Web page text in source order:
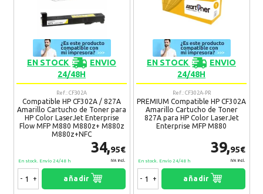
EN STOCK
ENVIO
24/48H
Ref.: CF302A
Compatible HP CF302A / 827A
Amarillo Cartucho de Toner para
HP Color LaserJet Enterprise
Flow MFP M880 M880z+ M880z
M880z+NFC
34,95€
IVA Incl.
En stock. Envío 24/48 h
- + añadir
EN STOCK
ENVIO
24/48H
Ref.: CF302A-PR
PREMIUM Compatible HP CF302A
Amarillo Cartucho de Toner
827A para HP Color LaserJet
Enterprise MFP M880
39,95€
IVA Incl.
En stock. Envío 24/48 h
- + añadir